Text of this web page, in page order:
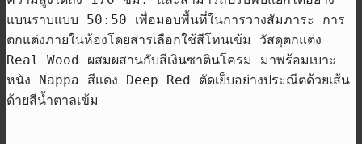
แบนราบแบบ 50:50 เพื่อมอบพื้นที่ในการวางสัมภาระ การ
ตกแต่งภายในห้องโดยสารเลือกใช้สีโทนเข้ม วัสดุตกแต่ง
Real Wood ผสมผสานกับสีเงินซาตินโครม มาพร้อมเบาะ
หนัง Nappa สีแดง Deep Red ตัดเย็บอย่างประณีตด้วยเส้น
ด้ายสีน้ำตาลเข้ม